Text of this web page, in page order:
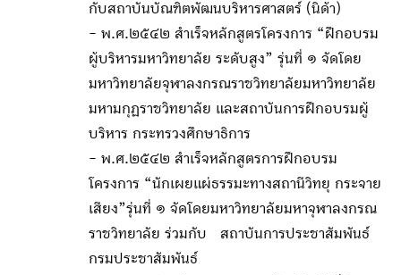
กับสถาบันบัณฑิตพัฒนบริหารศาสตร์ (นิด้า)
- พ.ศ.๒๕๔๒ สำเร็จหลักสูตรโครงการ “ฝึกอบรม
ผู้บริหารมหาวิทยาลัย ระดับสูง” รุ่นที่ ๑ จัดโดย
มหาวิทยาลัยจุฬาลงกรณราชวิทยาลัยมหาวิทยาลัย
มหามกุฏราชวิทยาลัย และสถาบันการฝึกอบรมผู้
บริหาร กระทรวงศึกษาธิการ
- พ.ศ.๒๕๔๒ สำเร็จหลักสูตรการฝึกอบรม
โครงการ “นักเผยแผ่ธรรมะทางสถานีวิทยุ กระจาย
เสียง”รุ่นที่ ๑ จัดโดยมหาวิทยาลัยมหาจุฬาลงกรณ
ราชวิทยาลัย ร่วมกับ สถาบันการประชาสัมพันธ์
กรมประชาสัมพันธ์